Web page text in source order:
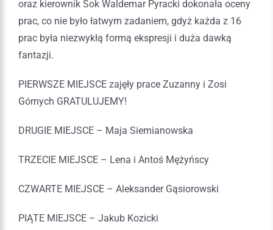
oraz kierownik Sok Waldemar Pyracki dokonała oceny
prac, co nie było łatwym zadaniem, gdyż każda z 16
prac była niezwykłą formą ekspresji i duża dawką
fantazji.
PIERWSZE MIEJSCE zajęły prace Zuzanny i Zosi
Górnych GRATULUJEMY!
DRUGIE MIEJSCE – Maja Siemianowska
TRZECIE MIEJSCE – Lena i Antoś Mężyńscy
CZWARTE MIEJSCE – Aleksander Gąsiorowski
PIĄTE MIEJSCE – Jakub Kozicki